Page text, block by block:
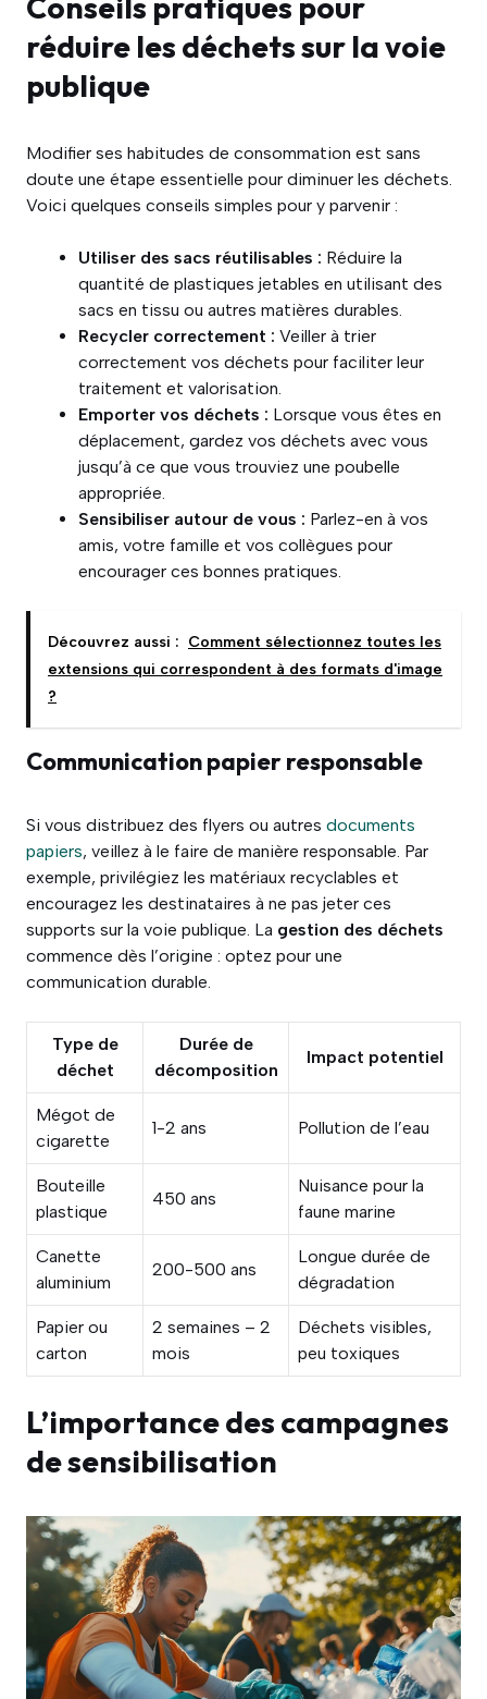
réduire les déchets sur la voie
publique
Modifier ses habitudes de consommation est sans
doute une étape essentielle pour diminuer les déchets.
Voici quelques conseils simples pour y parvenir :
Utiliser des sacs réutilisables : Réduire la
quantité de plastiques jetables en utilisant des
sacs en tissu ou autres matières durables.
Recycler correctement : Veiller à trier
correctement vos déchets pour faciliter leur
traitement et valorisation.
Emporter vos déchets : Lorsque vous êtes en
déplacement, gardez vos déchets avec vous
jusqu’à ce que vous trouviez une poubelle
appropriée.
Sensibiliser autour de vous : Parlez-en à vos
amis, votre famille et vos collègues pour
encourager ces bonnes pratiques.
Découvrez aussi : Comment sélectionnez toutes les
extensions qui correspondent à des formats d'image
?
Communication papier responsable
Si vous distribuez des flyers ou autres documents
papiers, veillez à le faire de manière responsable. Par
exemple, privilégiez les matériaux recyclables et
encouragez les destinataires à ne pas jeter ces
supports sur la voie publique. La gestion des déchets
commence dès l’origine : optez pour une
communication durable.
Type de
déchet
Durée de
décomposition
Impact potentiel
Mégot de
cigarette
1-2 ans Pollution de l’eau
Bouteille
plastique
450 ans
Nuisance pour la
faune marine
Canette
aluminium
200-500 ans
Longue durée de
dégradation
Papier ou
carton
2 semaines – 2
mois
Déchets visibles,
peu toxiques
L’importance des campagnes
de sensibilisation